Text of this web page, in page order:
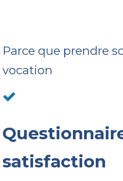
Parce que prendre
vocation
satisfaction